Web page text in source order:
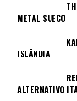
METAL SUECO
ISLÂNDIA
ALTERNATIVO